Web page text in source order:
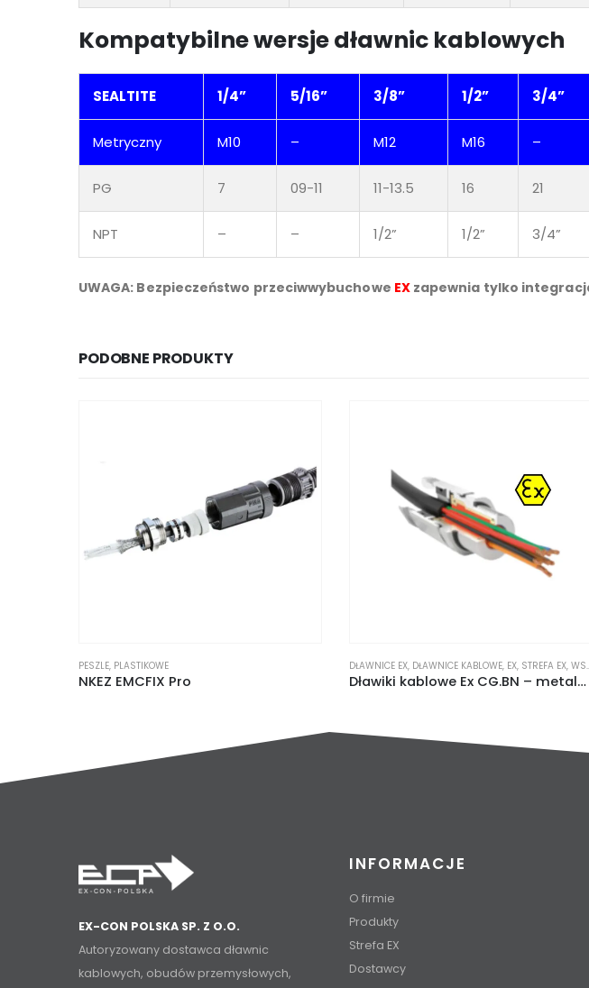
Kompatybilne wersje dławnic kablowych
SEALTITE 1/4” 5/16” 3/8” 1/2” 3/4”
Metryczny M10 – M12 M16 –
PG 7 09-11 11-13.5 16 21
NPT – – 1/2” 1/2” 3/4”
UWAGA: Bezpieczeństwo przeciwwybuchowe EXzapewnia tylko
PODOBNE PRODUKTY
PESZLE, PLASTIKOWE
NKEZ EMCFIX Pro
DŁAWNICE EX, DŁAWNICE KABLOWE, EX, STREFA EX, WSZYSTKIE PRODUKTY
Dławiki kablowe Ex CG.BN – metalowe, barierowe do kabli niezbrojonych
EX-CON POLSKA SP. Z O.O.
Autoryzowany dostawca dławnic
kablowych, obudów przemysłowych,
INFORMACJE
O firmie
Produkty
Strefa EX
Dostawcy